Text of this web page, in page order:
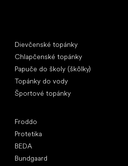
Dievčenské topánky
Chlapčenské topánky
Papuče do školy (škôlky)
Topánky do vody
Športové topánky
Froddo
Protetika
BEDA
Bundgaard